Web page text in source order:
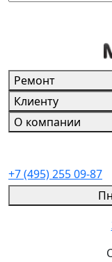
Ремонт
Клиенту
О компании
+7 (495) 255 09-87